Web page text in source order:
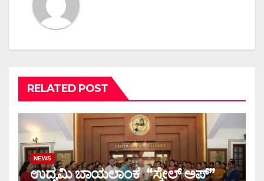
RELATED POST
NEWS
ಉದ್ಯಮಿ ಬಾಯಲಾಂಕ “ಸ್ಕೇಲ್ ಅಪ್”